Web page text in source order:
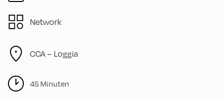
Network
CCA – Loggia
45 Minuten